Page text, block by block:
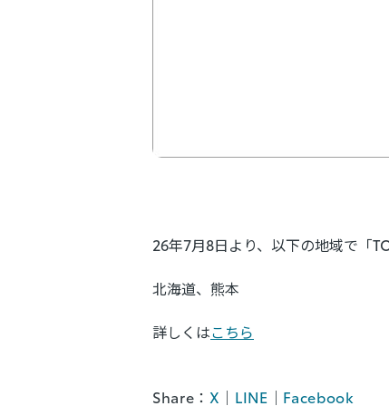
26年7月8日より、以下の地域で「
北海道、熊本
詳しくはこちら
Share： X LINE Facebook